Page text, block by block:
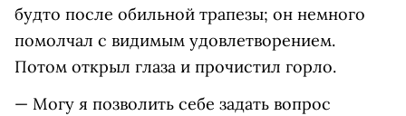
будто после обильной трапезы; он немного
помолчал с видимым удовлетворением.
Потом открыл глаза и прочистил горло.
— Могу я позволить себе задать вопрос